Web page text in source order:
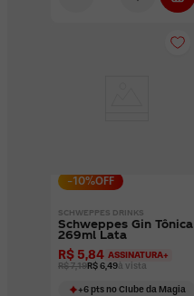
-10%OFF
SCHWEPPES DRINKS
Schweppes Gin Tônica
269ml Lata
R$ 5,84 ASSINATURA+
R$ 7,19R$ 6,49à vista
+6ptsno Clube da Magia